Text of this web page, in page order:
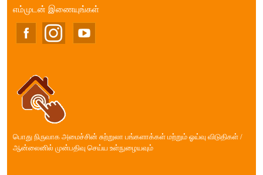
எம்முடன் இணையுங்கள்
பொது நிருவாக அமைச்சின் சுற்றுலா பங்களாக்கள் மற்றும் ஓய்வு விடுதிகள் /
ஆன்லைனில் முன்பதிவு செய்ய உள்நுழையவும்